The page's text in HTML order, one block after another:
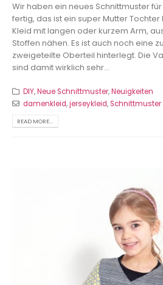
Wir haben ein neues Schnittmuster
fertig, das ist ein super Mutter Tochter
Kleid mit langen oder kurzem Arm,
Stoffen nähen. Es ist auch noch eine
zweigeteilte Oberteil hinterlegt. Die
sind damit wirklich sehr...
DIY,Neue Schnittmuster,Neuigkeiten
damenkleid,jerseykleid,Schnittmuster
READ MORE...